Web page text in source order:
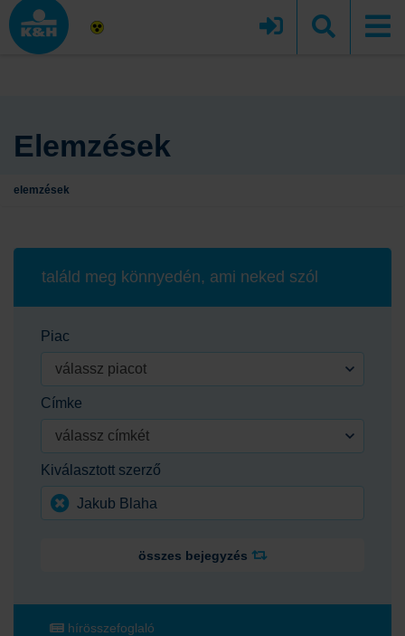
Elemzések
elemzések
találd meg könnyedén, ami neked szól
Piac
válassz piacot
Címke
válassz címkét
Kiválasztott szerző
Jakub Blaha
összes bejegyzés
hírösszefoglaló